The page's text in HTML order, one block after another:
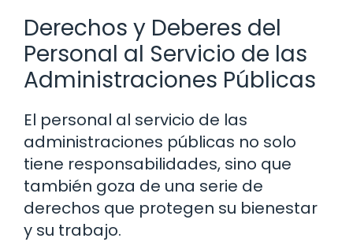
Derechos y Deberes del
Personal al Servicio de las
Administraciones Públicas
El personal al servicio de las
administraciones públicas no solo
tiene responsabilidades, sino que
también goza de una serie de
derechos que protegen su bienestar
y su trabajo.